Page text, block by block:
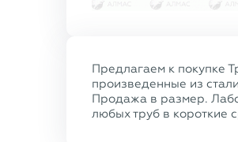
Предлагаем к покупке
произведенные из
Продажа в размер.
любых труб в короткие